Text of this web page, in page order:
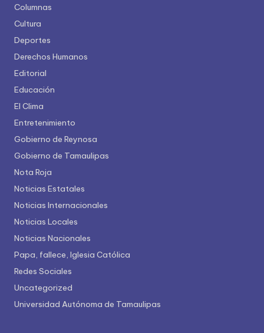
Columnas
Cultura
Deportes
Derechos Humanos
Editorial
Educación
El Clima
Entretenimiento
Gobierno de Reynosa
Gobierno de Tamaulipas
Nota Roja
Noticias Estatales
Noticias Internacionales
Noticias Locales
Noticias Nacionales
Papa, fallece, Iglesia Católica
Redes Sociales
Uncategorized
Universidad Autónoma de Tamaulipas